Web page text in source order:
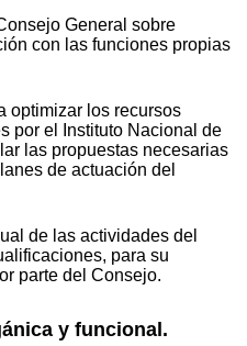
General sobre
con las funciones propias
optimizar los recursos
por el Instituto Nacional de
las propuestas necesarias
de actuación del
de las actividades del
para su
parte del Consejo.
y funcional.